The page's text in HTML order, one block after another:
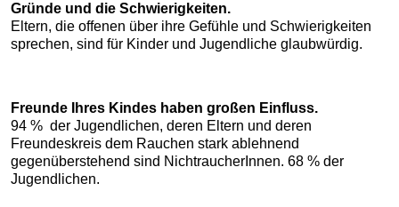
Gründe und die Schwierigkeiten.
Eltern, die offenen über ihre Gefühle und Schwierigkeiten
sprechen, sind für Kinder und Jugendliche glaubwürdig.
Freunde Ihres Kindes haben großen Einfluss.
94 % der Jugendlichen, deren Eltern und deren
Freundeskreis dem Rauchen stark ablehnend
gegenüberstehend sind NichtraucherInnen. 68 % der
Jugendlichen.